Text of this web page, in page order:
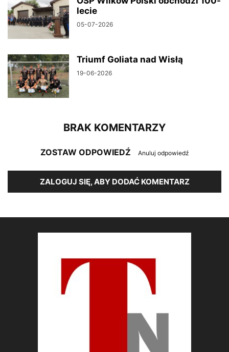
lecie
05-07-2026
Triumf Goliata nad Wisłą
19-06-2026
BRAK KOMENTARZY
ZOSTAW ODPOWIEDŹ Anuluj odpowiedź
ZALOGUJ SIĘ, ABY DODAĆ KOMENTARZ